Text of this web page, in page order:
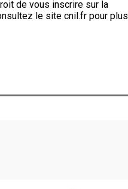
de vous inscrire sur la
le site cnil.fr pour plus